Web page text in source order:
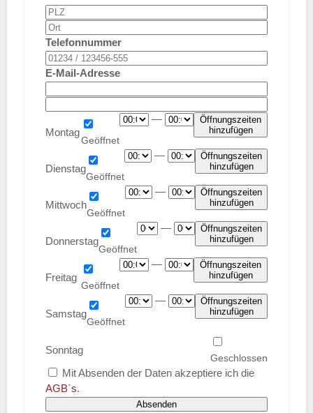
Telefonnummer
E-Mail-Adresse
Montag
—
Öffnungszeiten
hinzufügen
Dienstag
—
Öffnungszeiten
hinzufügen
Mittwoch
—
Öffnungszeiten
hinzufügen
Donnerstag
—
Öffnungszeiten
hinzufügen
Freitag
—
Öffnungszeiten
hinzufügen
Samstag
—
Öffnungszeiten
hinzufügen
Sonntag
Mit Absenden der Daten akzeptiere ich die
AGB`s.
Absenden